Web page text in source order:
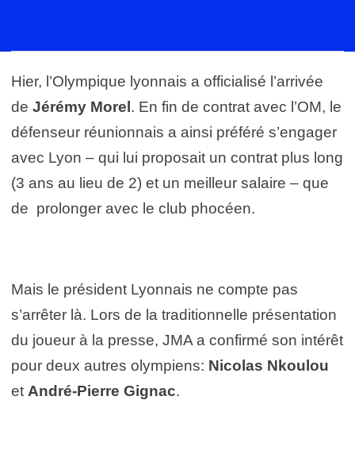
Hier, l’Olympique lyonnais a officialisé l’arrivée
de Jérémy Morel . En fin de contrat avec l’OM, le
défenseur réunionnais a ainsi préféré s’engager
avec Lyon – qui lui proposait un contrat plus long
(3 ans au lieu de 2) et un meilleur salaire – que
de prolonger avec le club phocéen.
Mais le président Lyonnais ne compte pas
s’arrêter là. Lors de la traditionnelle présentation
du joueur à la presse, JMA a confirmé son intérêt
pour deux autres olympiens: Nicolas Nkoulou
et André-Pierre Gignac.